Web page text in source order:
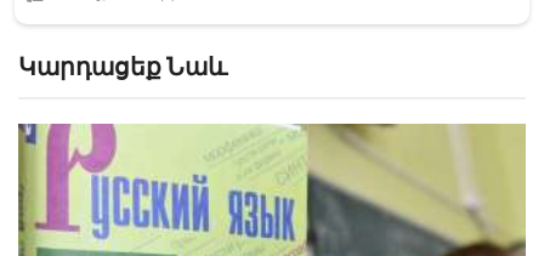
Կարդացեք Նաև
6 տարեկանից դպրոց չհաճախող փոքրիկը 7-ում
առաջին դասարանի փոխարեն միանգամից
երկրորդ կգնա. ԿԳՄՍՆ